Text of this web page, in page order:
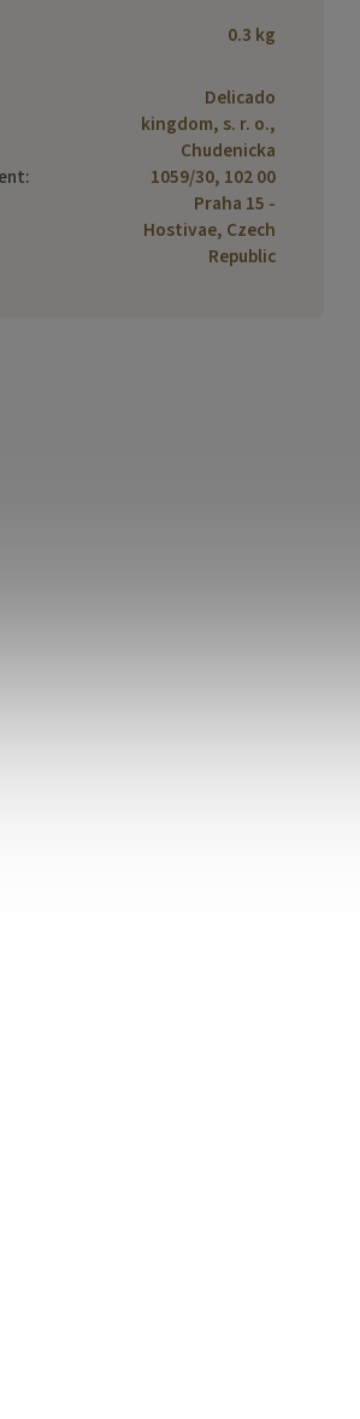
0.3 kg
:
Delicado
kingdom, s. r. o.,
Chudenicka
1059/30, 102 00
Praha 15 -
Hostivae, Czech
Republic